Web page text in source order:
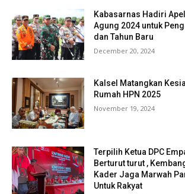
Kabasarnas Hadiri
Agung 2024 untuk
dan Tahun Baru
December 20, 2024
Kalsel Matangkan
Rumah HPN 2025
November 19, 2024
Terpilih Ketua DPC
Berturut turut ,
Kader Jaga Marwah
Untuk Rakyat